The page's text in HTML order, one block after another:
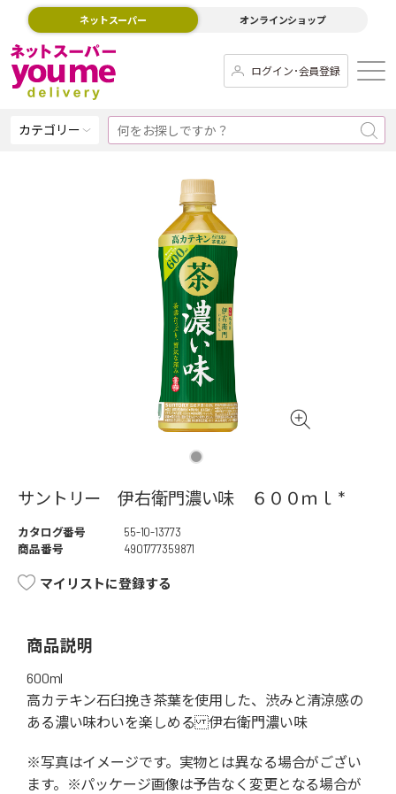
ネットスーパー オンラインショップ
ログイン･会員登録
カテゴリー
サントリー 伊右衛門濃い味 ６００ｍｌ *
カタログ番号
55-10-13773
商品番号
4901777359871
マイリストに登録する
商品説明
600ml
高カテキン石臼挽き茶葉を使用した、渋みと清涼感の
ある濃い味わいを楽しめる 伊右衛門濃い味
※写真はイメージです。実物とは異なる場合がござい
ます。※パッケージ画像は予告なく変更となる場合が